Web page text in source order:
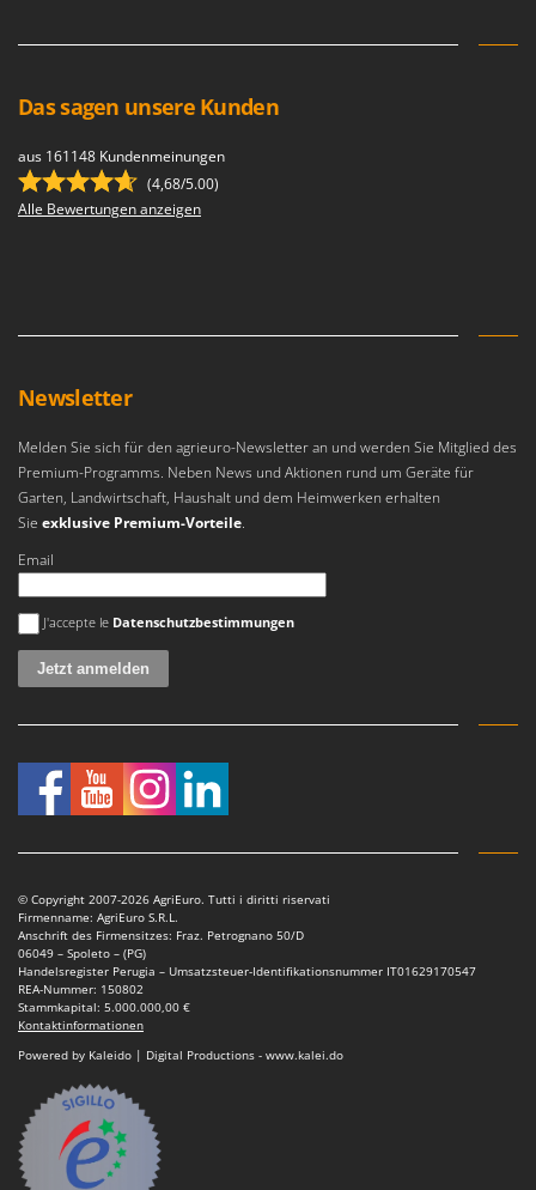
Das sagen unsere Kunden
aus 161148 Kundenmeinungen
(4,68/5.00)
Alle Bewertungen anzeigen
Newsletter
Melden Sie sich für den agrieuro-Newsletter an und werden Sie Mitglied des
Premium-Programms. Neben News und Aktionen rund um Geräte für
Garten, Landwirtschaft, Haushalt und dem Heimwerken erhalten
Sie exklusive Premium-Vorteile.
Email
Es ist ein Fehler aufgetreten
J'accepte le Datenschutzbestimmungen
© Copyright 2007-2026 AgriEuro. Tutti i diritti riservati
Firmenname: AgriEuro S.R.L.
Anschrift des Firmensitzes: Fraz. Petrognano 50/D
06049 – Spoleto – (PG)
Handelsregister Perugia – Umsatzsteuer-Identifikationsnummer IT01629170547
REA-Nummer: 150802
Stammkapital: 5.000.000,00 €
Kontaktinformationen
Powered by Kaleido | Digital Productions - www.kalei.do